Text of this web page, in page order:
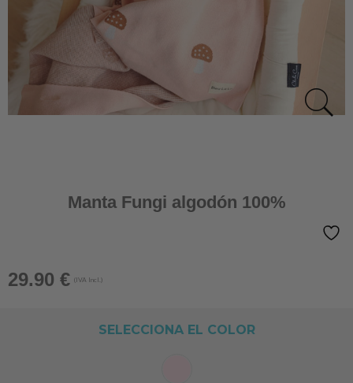
Manta Fungi algodón 100%
29.90 € (IVA Incl.)
SELECCIONA EL COLOR